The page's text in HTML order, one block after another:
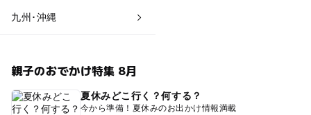
九州･沖縄
親子のおでかけ特集 8月
夏休みどこ行く？何する？
今から準備！夏休みのお出かけ情報満載